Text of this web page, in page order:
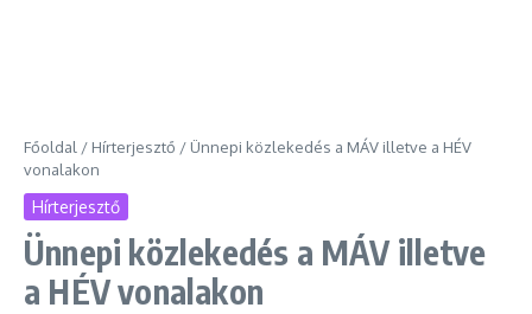
Főoldal / Hírterjesztő / Ünnepi közlekedés a MÁV illetve a HÉV
vonalakon
Hírterjesztő
Ünnepi közlekedés a MÁV illetve
a HÉV vonalakon